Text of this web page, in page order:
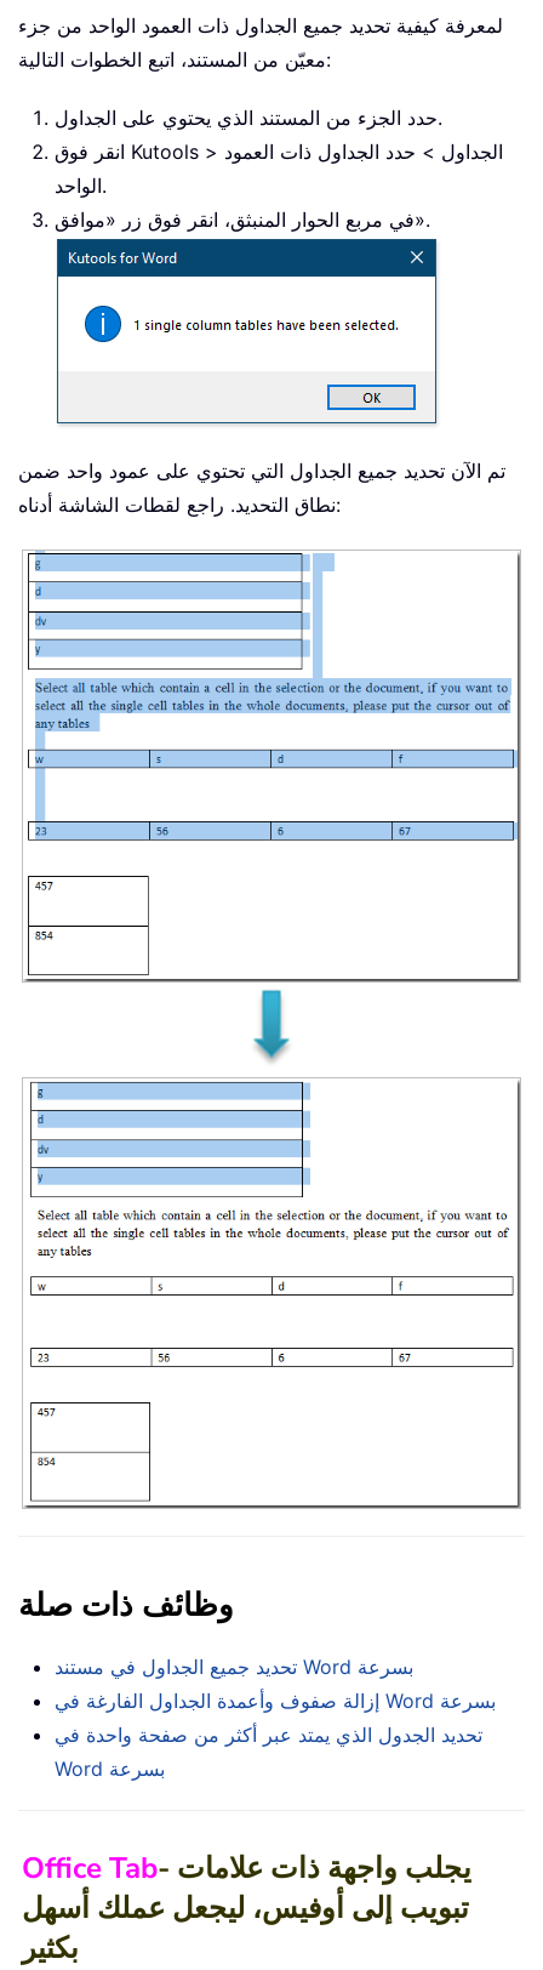
لمعرفة كيفية تحديد جميع الجداول ذات العمود الواحد من جزء
معيّن من المستند، اتبع الخطوات التالية:
حدد الجزء من المستند الذي يحتوي على الجداول.
انقر فوق Kutools > الجداول > حدد الجداول ذات العمود
الواحد.
في مربع الحوار المنبثق، انقر فوق زر «موافق».
تم الآن تحديد جميع الجداول التي تحتوي على عمود واحد ضمن
نطاق التحديد. راجع لقطات الشاشة أدناه:
وظائف ذات صلة
تحديد جميع الجداول في مستند Word بسرعة
إزالة صفوف وأعمدة الجداول الفارغة في Word بسرعة
تحديد الجدول الذي يمتد عبر أكثر من صفحة واحدة في
Word بسرعة
Office Tab- يجلب واجهة ذات علامات
تبويب إلى أوفيس، ليجعل عملك أسهل
بكثير